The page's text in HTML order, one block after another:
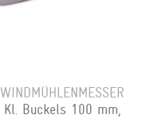
WINDMÜHLENMESSER
Kl. Buckels 100 mm,